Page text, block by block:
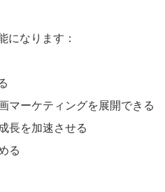
になります：
マーケティングを展開できる
長を加速させる
る